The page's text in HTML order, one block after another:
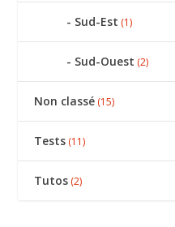
Sud-Est (1)
Sud-Ouest (2)
Non classé (15)
Tests (11)
Tutos (2)